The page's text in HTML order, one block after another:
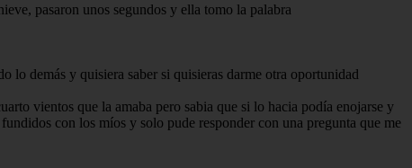
pasaron unos segundos y ella tomo la palabra
lo demás y quisiera saber si quisieras darme otra oportunidad
vientos que la amaba pero sabia que si lo hacia podía enojarse y
con los míos y solo pude responder con una pregunta que me